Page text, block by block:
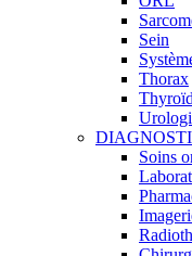
Sein
Thorax
Soins